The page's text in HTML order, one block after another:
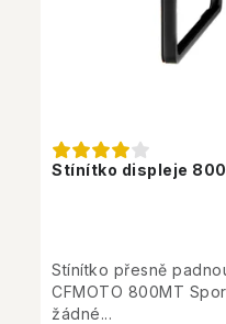
Stínítko displeje
Stínítko přesně
CFMOTO 800MT
žádné...